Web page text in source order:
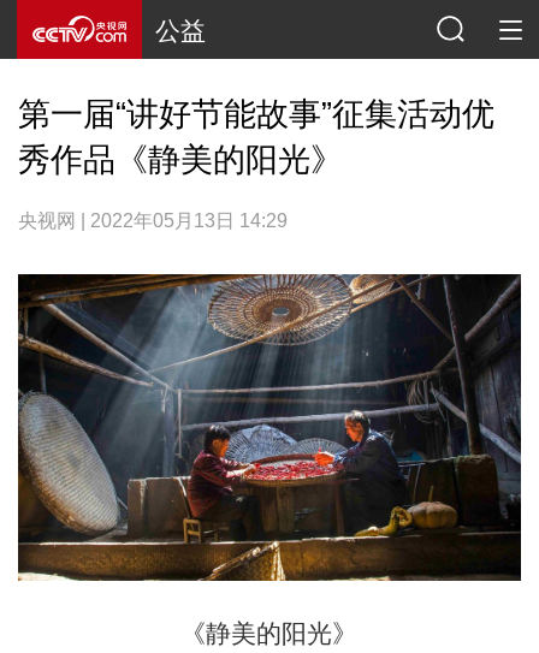
公益
第一届“讲好节能故事”征集活动优
秀作品《静美的阳光》
央视网 | 2022年05月13日 14:29
《静美的阳光》